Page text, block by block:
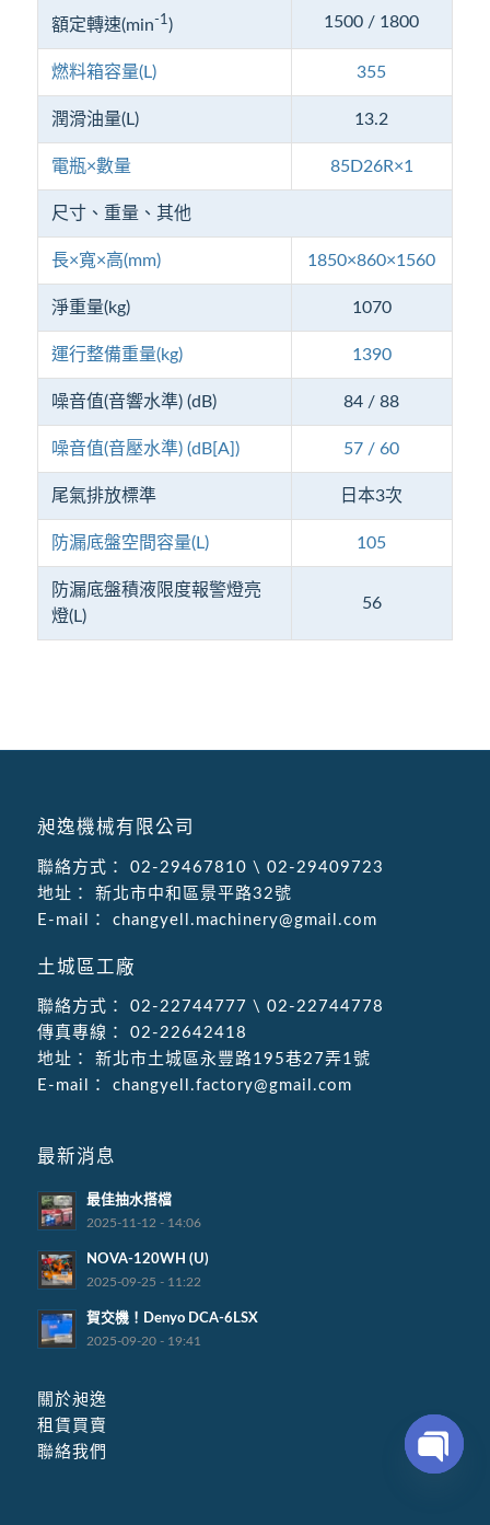
額定轉速(min-1 ) 1500 / 1800
燃料箱容量(L) 355
潤滑油量(L) 13.2
電瓶×數量 85D26R×1
尺寸、重量、其他
長×寬×高(mm) 1850×860×1560
淨重量(kg) 1070
運行整備重量(kg) 1390
噪音值(音響水準) (dB) 84 / 88
噪音值(音壓水準) (dB[A]) 57 / 60
尾氣排放標準 日本3次
防漏底盤空間容量(L) 105
防漏底盤積液限度報警燈亮
燈(L)
56
昶逸機械有限公司
聯絡方式： 02-29467810 \ 02-29409723
地址：
新北市中和區景平路32號
E-mail：
changyell.machinery@gmail.com
土城區工廠
聯絡方式： 02-22744777 \ 02-22744778
傳真專線：
02-22642418
地址：
新北市土城區永豐路195巷27弄1號
E-mail：
changyell.factory@gmail.com
最新消息
最佳抽水搭檔
2025-11-12 - 14:06
NOVA-120WH (U)
2025-09-25 - 11:22
賀交機！Denyo DCA-6LSX
2025-09-20 - 19:41
關於昶逸
租賃買賣
聯絡我們